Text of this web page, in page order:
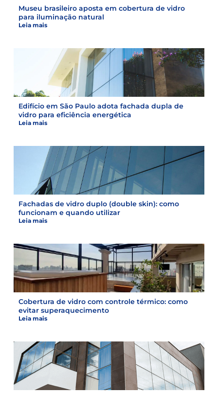
Museu brasileiro aposta em cobertura de vidro
para iluminação natural
Leia mais
Edifício em São Paulo adota fachada dupla de
vidro para eficiência energética
Leia mais
Fachadas de vidro duplo (double skin): como
funcionam e quando utilizar
Leia mais
Cobertura de vidro com controle térmico: como
evitar superaquecimento
Leia mais